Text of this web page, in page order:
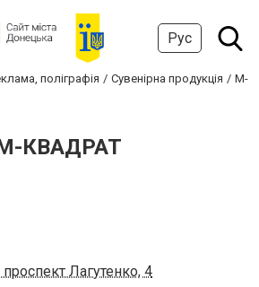
Рус
поліграфія Сувенірна продукція
М-
КВАДРАТ
Лагутенко, 4